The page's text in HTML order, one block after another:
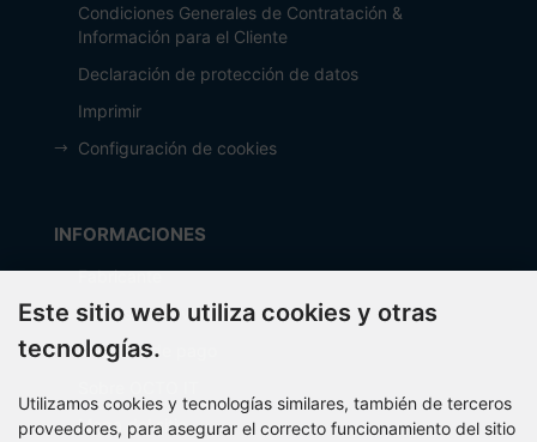
Condiciones Generales de Contratación &
Información para el Cliente
Declaración de protección de datos
Imprimir
Configuración de cookies
INFORMACIONES
Fabricante
Costos de envío
Métodos de pago
Mapa del sitio
Este sitio web utiliza cookies y otras
tecnologías.
Utilizamos cookies y tecnologías similares, también de terceros
proveedores, para asegurar el correcto funcionamiento del sitio